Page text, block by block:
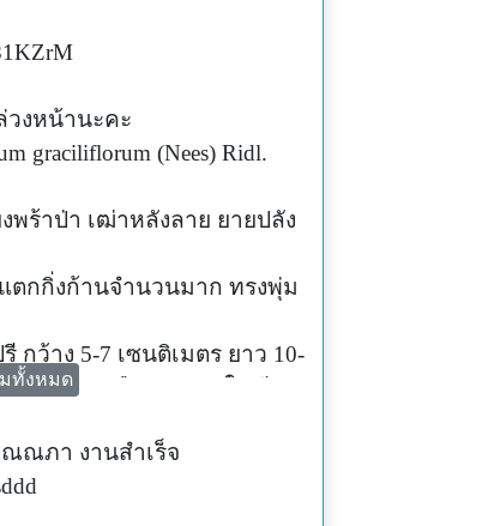
งหน้านะคะ
graciliflorum (Nees) Ridl.
พร้าป่า เฒ่าหลังลาย ยายปลัง
กกิ่งก้านจำนวนมาก ทรงพุ่ม
กว้าง 5-7 เซนติเมตร ยาว 10-
ใบแหลมหรือมน ขอบใบเรียบ
ยวเข้ม
นช่อแบบช่อฉัตรที่ปลายกิ่ง ใบ
อมติดกันเป็นหลอดเล็กยาว
ทั้งหมด
ณภา งานสำเร็จ